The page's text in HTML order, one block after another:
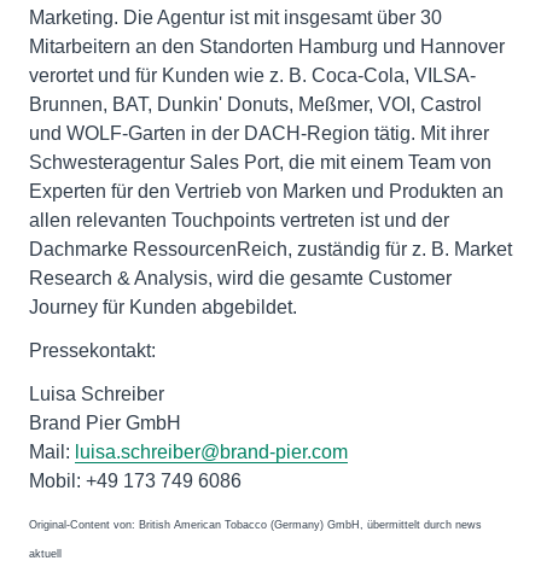
Marketing. Die Agentur ist mit insgesamt über 30
Mitarbeitern an den Standorten Hamburg und Hannover
verortet und für Kunden wie z. B. Coca-Cola, VILSA-
Brunnen, BAT, Dunkin' Donuts, Meßmer, VOI, Castrol
und WOLF-Garten in der DACH-Region tätig. Mit ihrer
Schwesteragentur Sales Port, die mit einem Team von
Experten für den Vertrieb von Marken und Produkten an
allen relevanten Touchpoints vertreten ist und der
Dachmarke RessourcenReich, zuständig für z. B. Market
Research & Analysis, wird die gesamte Customer
Journey für Kunden abgebildet.
Pressekontakt:
Luisa Schreiber
Brand Pier GmbH
Mail: luisa.schreiber@brand-pier.com
Mobil: +49 173 749 6086
Original-Content von: British American Tobacco (Germany) GmbH, übermittelt durch news
aktuell